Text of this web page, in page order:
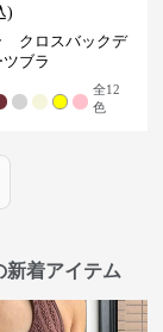
)
クロスバックデ
ブラ
全12
色
新着アイテム